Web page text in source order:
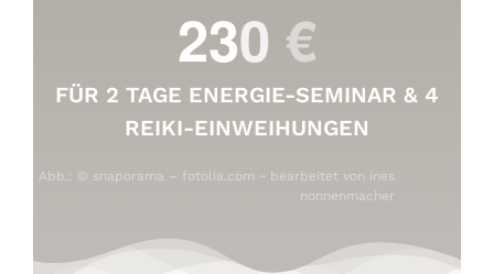
FÜR 2 TAGE ENERGIE-SEMINAR & 4
REIKI-EINWEIHUNGEN
Abb.: © snaporama – fotolia.com ~ bearbeitet von ines
nonnenmacher